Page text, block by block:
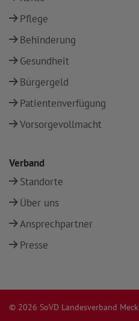
Pflege
Behinderung
Gesundheit
Bürgergeld
Patientenverfügung
Vorsorgevollmacht
Verband
Standorte
Über uns
Ansprechpartner
Presse
© 2026 SoVD Landesverband